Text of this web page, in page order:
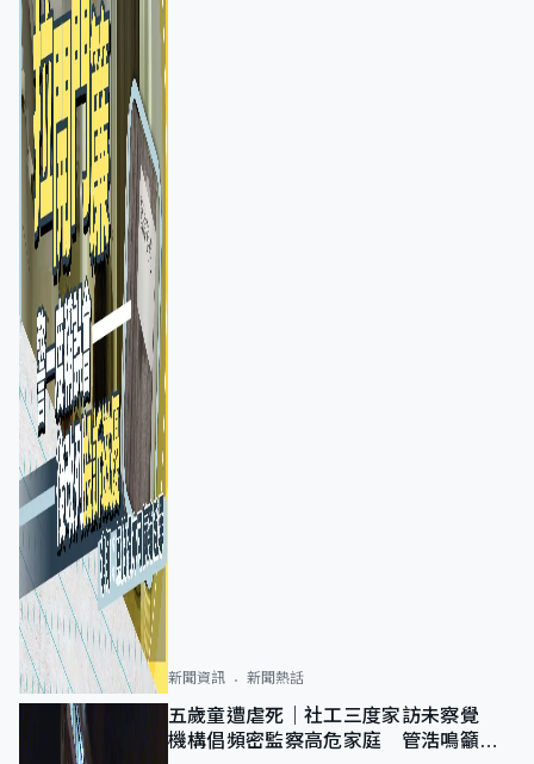
新聞資訊 新聞熱話
五歲童遭虐死｜社工三度家訪未察覺
機構倡頻密監察高危家庭 管浩鳴籲加